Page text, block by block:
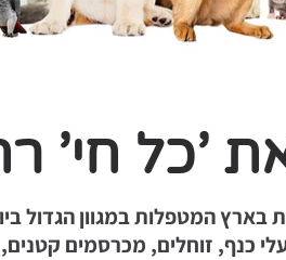
'כל חי'
המטפלות במגוון הגדול
כנף, זוחלים, מכרסמים